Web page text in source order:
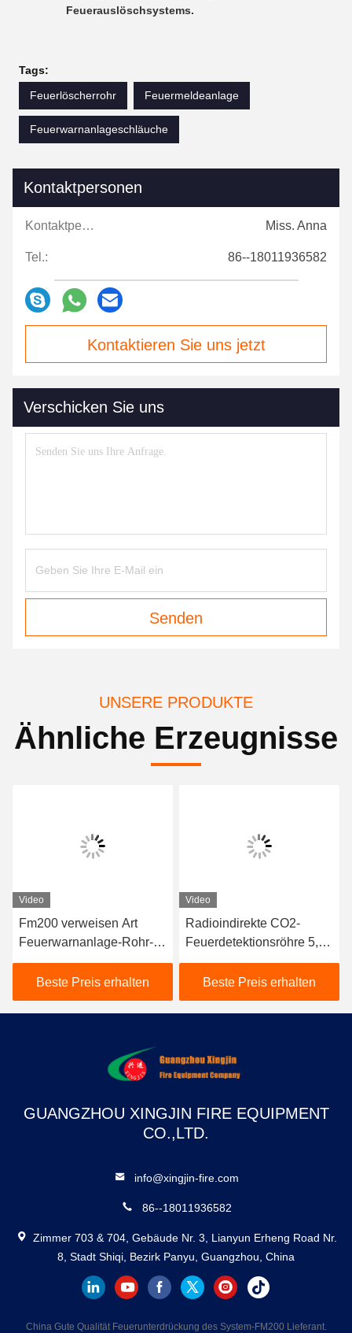
Feuerauslöschsystems.
Tags:
Feuerlöscherrohr
Feuermeldeanlage
Feuerwarnanlageschläuche
Kontaktpersonen
Kontaktpersonen: Miss. Anna
Tel.: 86--18011936582
Kontaktieren Sie uns jetzt
Verschicken Sie uns
Senden
UNSERE PRODUKTE
Ähnliche Erzeugnisse
Video
Fm200 verweisen Art
Feuerwarnanlage-Rohr-
einzelne Zone für Server-
Raum/Data Center
Beste Preis erhalten
Video
Radioindirekte CO2-
Feuerdetektionsröhre 5,7
MPa Arbeitsdruck Hohe
Qualität Billiger Preis
Beste Preis erhalten
GUANGZHOU XINGJIN FIRE EQUIPMENT
CO.,LTD.
info@xingjin-fire.com
86--18011936582
Zimmer 703 & 704, Gebäude Nr. 3, Lianyun Erheng Road Nr.
8, Stadt Shiqi, Bezirk Panyu, Guangzhou, China
China Gute Qualität Feuerunterdrückung des System-FM200 Lieferant.